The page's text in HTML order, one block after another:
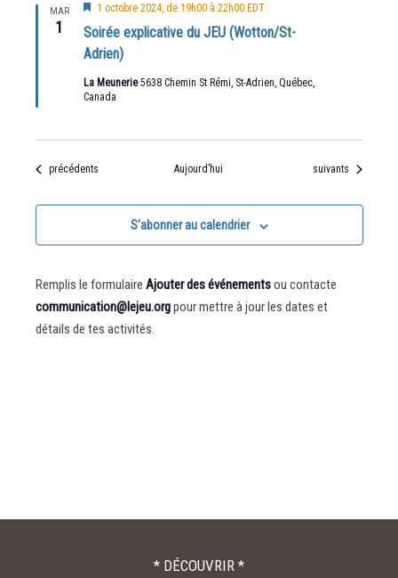
MAR
1
Soirée explicative du JEU (Wotton/St-
Adrien)
Mis
avant
1 octobre 2024, de 19h00à 22h00 EDT
La Meunerie5638 Chemin St Rémi, St-Adrien, Québec,
Canada
Évènements
précédents Aujourd’hui Évènements
suivants
S’abonner au calendrier
Remplis le formulaire Ajouter des événementsou contacte
communication@lejeu.orgpour mettre à jour les dates et
détails de tes activités.
* DÉCOUVRIR *